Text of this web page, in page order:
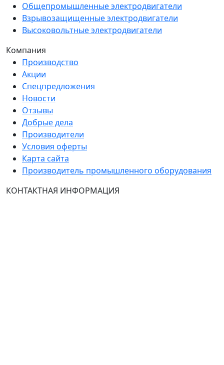
Общепромышленные электродвигатели
Взрывозащищенные электродвигатели
Высоковольтные электродвигатели
Компания
Производство
Акции
Спецпредложения
Новости
Отзывы
Добрые дела
Производители
Условия оферты
Карта сайта
Производитель промышленного оборудования
КОНТАКТНАЯ ИНФОРМАЦИЯ